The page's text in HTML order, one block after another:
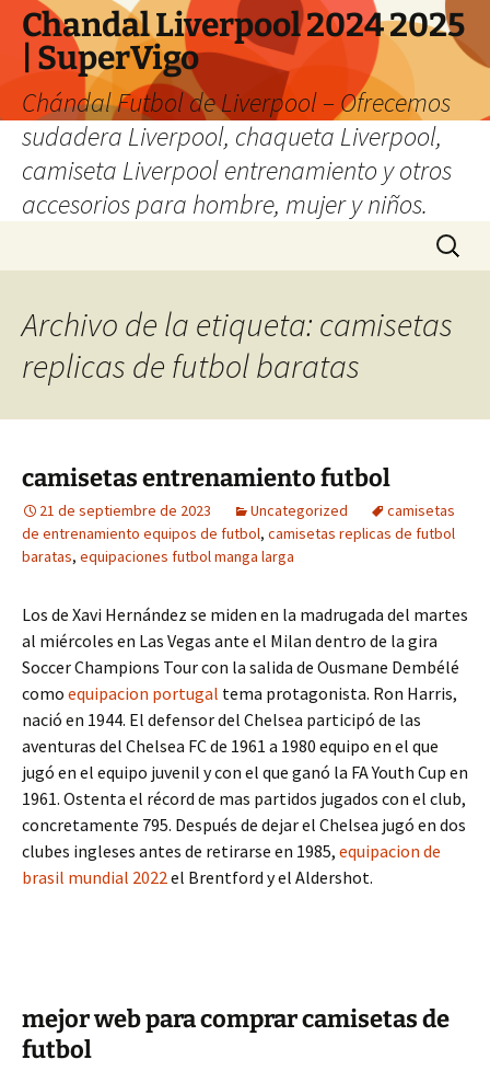
Chandal Liverpool 2024 2025
| SuperVigo
Chándal Futbol de Liverpool – Ofrecemos
sudadera Liverpool, chaqueta Liverpool,
camiseta Liverpool entrenamiento y otros
accesorios para hombre, mujer y niños.
Buscar:
Archivo de la etiqueta: camisetas
replicas de futbol baratas
camisetas entrenamiento futbol
21 de septiembre de 2023 Uncategorized
camisetas
de entrenamiento equipos de futbol, camisetas replicas de futbol
baratas, equipaciones futbol manga larga
Los de Xavi Hernández se miden en la madrugada del martes
al miércoles en Las Vegas ante el Milan dentro de la gira
Soccer Champions Tour con la salida de Ousmane Dembélé
como equipacion portugal tema protagonista. Ron Harris,
nació en 1944. El defensor del Chelsea participó de las
aventuras del Chelsea FC de 1961 a 1980 equipo en el que
jugó en el equipo juvenil y con el que ganó la FA Youth Cup en
1961. Ostenta el récord de mas partidos jugados con el club,
concretamente 795. Después de dejar el Chelsea jugó en dos
clubes ingleses antes de retirarse en 1985, equipacion de
brasil mundial 2022el Brentford y el Aldershot.
mejor web para comprar camisetas de
futbol